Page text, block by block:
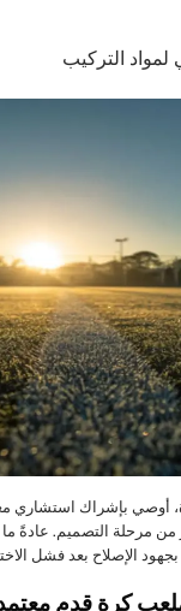
لمواد التركيب
أوصي بإشراك استشاري
مرحلة التصميم. عادةً ما
الإصلاح بعد فشل
كرة قدم